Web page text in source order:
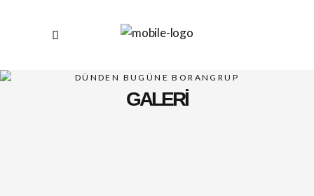
DÜNDEN BUGÜNE BORANGRUP
GALERİ